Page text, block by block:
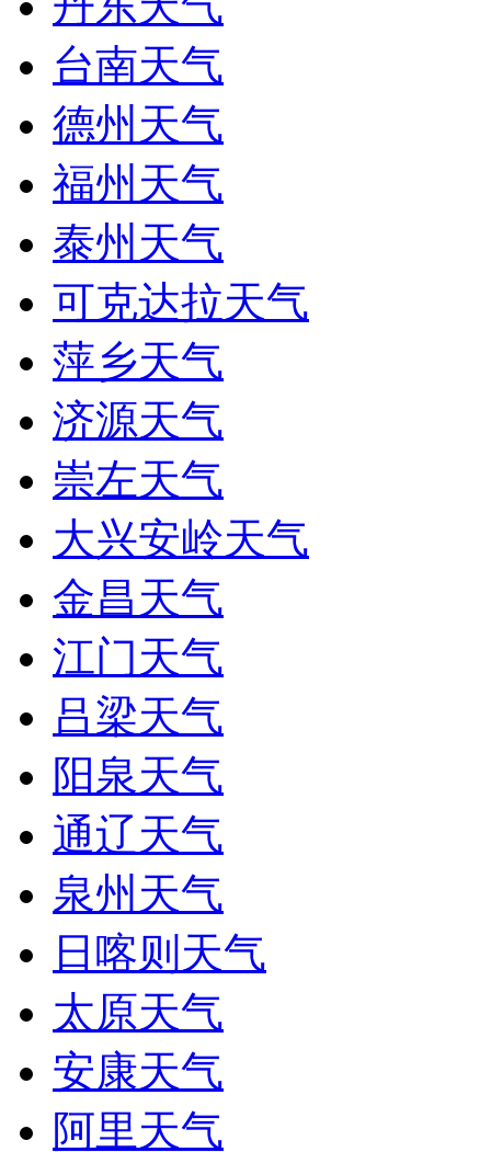
台南天气
德州天气
福州天气
泰州天气
可克达拉天气
萍乡天气
济源天气
崇左天气
大兴安岭天气
金昌天气
江门天气
吕梁天气
阳泉天气
通辽天气
泉州天气
日喀则天气
太原天气
安康天气
阿里天气